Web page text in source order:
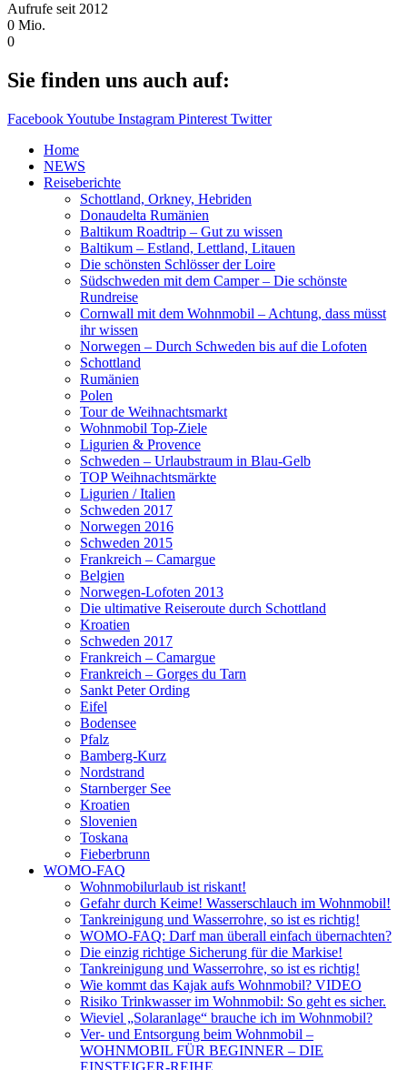
Aufrufe seit 2012
0 Mio.
0
Sie finden uns auch auf:
FacebookYoutube Instagram Pinterest Twitter
Home
NEWS
Reiseberichte
Schottland, Orkney, Hebriden
Donaudelta Rumänien
Baltikum Roadtrip – Gut zu wissen
Baltikum – Estland, Lettland, Litauen
Die schönsten Schlösser der Loire
Südschweden mit dem Camper – Die schönste
Rundreise
Cornwall mit dem Wohnmobil – Achtung, dass müsst
ihr wissen
Norwegen – Durch Schweden bis auf die Lofoten
Schottland
Rumänien
Polen
Tour de Weihnachtsmarkt
Wohnmobil Top-Ziele
Ligurien & Provence
Schweden – Urlaubstraum in Blau-Gelb
TOP Weihnachtsmärkte
Ligurien / Italien
Schweden 2017
Norwegen 2016
Schweden 2015
Frankreich – Camargue
Belgien
Norwegen-Lofoten 2013
Die ultimative Reiseroute durch Schottland
Kroatien
Schweden 2017
Frankreich – Camargue
Frankreich – Gorges du Tarn
Sankt Peter Ording
Eifel
Bodensee
Pfalz
Bamberg-Kurz
Nordstrand
Starnberger See
Kroatien
Slovenien
Toskana
Fieberbrunn
WOMO-FAQ
Wohnmobilurlaub ist riskant!
Gefahr durch Keime! Wasserschlauch im Wohnmobil!
Tankreinigung und Wasserrohre, so ist es richtig!
WOMO-FAQ: Darf man überall einfach übernachten?
Die einzig richtige Sicherung für die Markise!
Tankreinigung und Wasserrohre, so ist es richtig!
Wie kommt das Kajak aufs Wohnmobil? VIDEO
Risiko Trinkwasser im Wohnmobil: So geht es sicher.
Wieviel „Solaranlage“ brauche ich im Wohnmobil?
Ver- und Entsorgung beim Wohnmobil –
WOHNMOBIL FÜR BEGINNER – DIE
EINSTEIGER-REIHE